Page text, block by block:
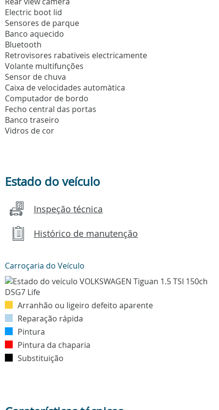
Electric boot lid
Sensores de parque
Banco aquecido
Bluetooth
Retrovisores rabativeis electricamente
Volante multifunções
Sensor de chuva
Caixa de velocidades automàtica
Computador de bordo
Fecho central das portas
Banco traseiro
Vidros de cor
Estado do veículo
Inspeção técnica
Histórico de manutenção
Carroçaria do Veículo
Arranhão ou ligeiro defeito aparente
Reparação rápida
Pintura
Pintura da chaparia
Substituição